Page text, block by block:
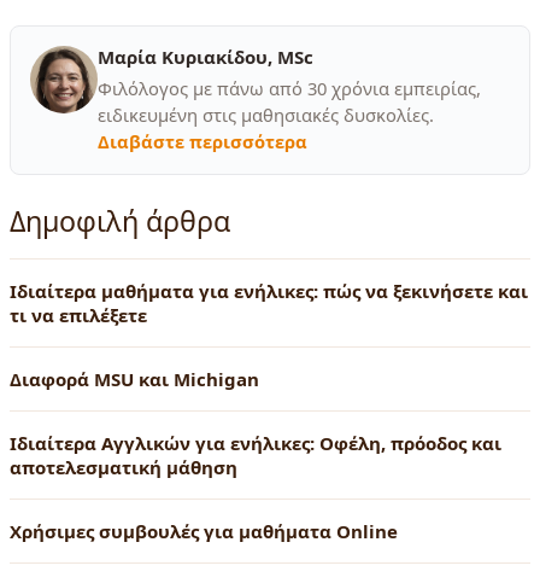
Μαρία Κυριακίδου, MSc
Φιλόλογος με πάνω από 30 χρόνια εμπειρίας,
ειδικευμένη στις μαθησιακές δυσκολίες.
Διαβάστε περισσότερα
Δημοφιλή άρθρα
Ιδιαίτερα μαθήματα για ενήλικες: πώς να ξεκινήσετε και
τι να επιλέξετε
Διαφορά MSU και Michigan
Ιδιαίτερα Αγγλικών για ενήλικες: Οφέλη, πρόοδος και
αποτελεσματική μάθηση
Χρήσιμες συμβουλές για μαθήματα Online